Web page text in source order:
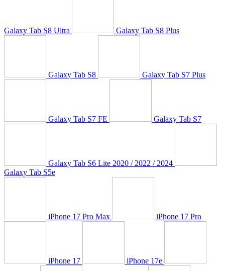
Galaxy Tab S8 Ultra Galaxy Tab S8 Plus
Galaxy Tab S8 Galaxy Tab S7 Plus
Galaxy Tab S7 FE Galaxy Tab S7
Galaxy Tab S6 Lite 2020 / 2022 / 2024
Galaxy Tab S5e
iPhone 17 Pro Max iPhone 17 Pro
iPhone 17 iPhone 17e